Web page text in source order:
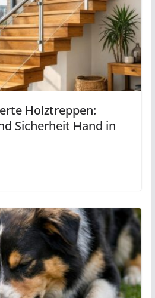
Holztreppen:
Sicherheit Hand in